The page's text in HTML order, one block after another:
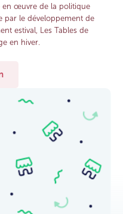
en œuvre de la politique
par le développement de
estival, Les Tables de
en hiver.